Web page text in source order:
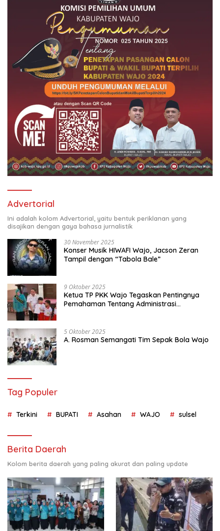
Advertorial
Ini adalah kolom Advertorial, yaitu bentuk periklanan yang
disajikan dengan gaya bahasa jurnalistik
30 November 2025
Konser Musik HIWAFI Wajo, Jacson Zeran
Tampil dengan “Tabola Bale”
9 Oktober 2025
Ketua TP PKK Wajo Tegaskan Pentingnya
Pemahaman Tentang Administrasi
5 Oktober 2025
A. Rosman Semangati Tim Sepak Bola Wajo
Tag Populer
Terkini BUPATI Asahan WAJO sulsel
Berita Daerah
Kolom berita daerah yang paling akurat dan paling update